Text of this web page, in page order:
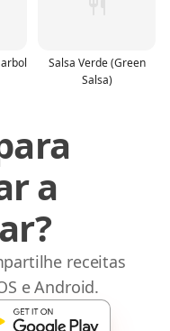
Salsa Verde (Green
Salsa)
a
receitas
e Android.